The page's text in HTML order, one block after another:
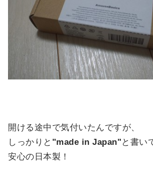
開ける途中で気付いたんですが、
しっかりと "made in Japan" と書い
安心の日本製！